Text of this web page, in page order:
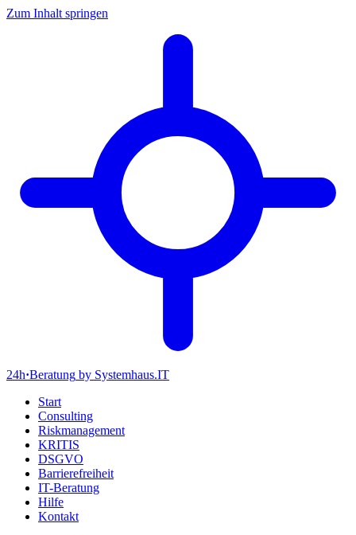
Zum Inhalt springen
24h·Beratung by Systemhaus.IT
Start
Consulting
Riskmanagement
KRITIS
DSGVO
Barrierefreiheit
IT-Beratung
Hilfe
Kontakt